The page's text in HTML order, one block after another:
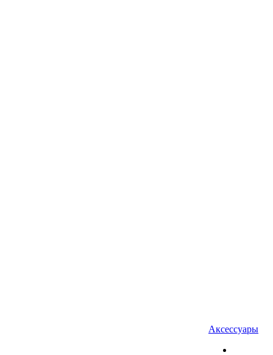
Аксессуары